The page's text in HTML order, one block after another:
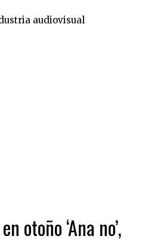
otoño ‘Ana no’,